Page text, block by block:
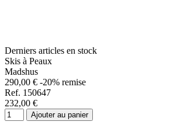
Derniers articles en stock
Skis à Peaux
Madshus
290,00 € -20% remise
Ref. 150647
232,00 €
Ajouter au panier